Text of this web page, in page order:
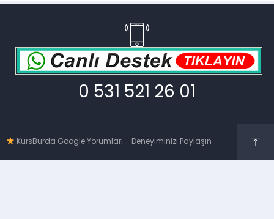
0 531 521 26 01
KursBurda Google Yorumları – Deneyiminizi Paylaşın